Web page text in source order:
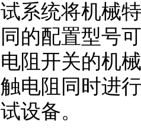
统将机械特
的配置型号
阻开关的机
电阻同时进
设备。